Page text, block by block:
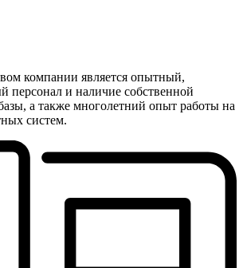
компании является опытный,
персонал и наличие собственной
а также многолетний опыт работы на
систем.